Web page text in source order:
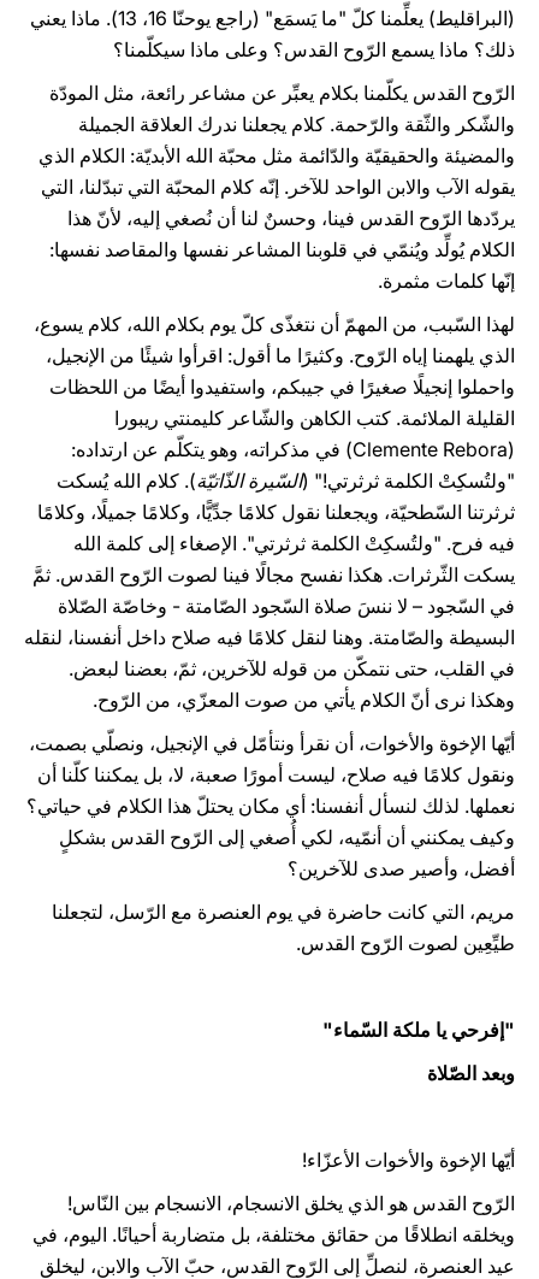
(البراقليط) يعلِّمنا كلّ "ما يَسمَع" (راجع يوحنّا 16، 13). ماذا يعني
ذلك؟ ماذا يسمع الرّوح القدس؟ وعلى ماذا سيكلّمنا؟
الرّوح القدس يكلّمنا بكلام يعبِّر عن مشاعر رائعة، مثل المودّة
والشّكر والثّقة والرّحمة. كلام يجعلنا ندرك العلاقة الجميلة
والمضيئة والحقيقيّة والدّائمة مثل محبّة الله الأبديّة: الكلام الذي
يقوله الآب والابن الواحد للآخر. إنّه كلام المحبّة التي تبدّلنا، التي
يردّدها الرّوح القدس فينا، وحسنٌ لنا أن نُصغي إليه، لأنّ هذا
الكلام يُولِّد ويُنمّي في قلوبنا المشاعر نفسها والمقاصد نفسها:
إنّها كلمات مثمرة.
لهذا السّبب، من المهمّ أن نتغذّى كلّ يوم بكلام الله، كلام يسوع،
الذي يلهمنا إياه الرّوح. وكثيرًا ما أقول: اقرأوا شيئًا من الإنجيل،
واحملوا إنجيلًا صغيرًا في جيبكم، واستفيدوا أيضًا من اللحظات
القليلة الملائمة. كتب الكاهن والشّاعر كليمنتي ريبورا
(Clemente Rebora) في مذكراته، وهو يتكلّم عن ارتداده:
"ولتُسكِتْ الكلمة ثرثرتي!" (السّيرة الذّاتيّة). كلام الله يُسكت
ثرثرتنا السّطحيّة، ويجعلنا نقول كلامًا جدِّيًّا، وكلامًا جميلًا، وكلامًا
فيه فرح. "ولتُسكِتْ الكلمة ثرثرتي". الإصغاء إلى كلمة الله
يسكت الثّرثرات. هكذا نفسح مجالًا فينا لصوت الرّوح القدس. ثمَّ
في السّجود – لا ننسَ صلاة السّجود الصّامتة - وخاصّة الصّلاة
البسيطة والصّامتة. وهنا لنقل كلامًا فيه صلاح داخل أنفسنا، لنقله
في القلب، حتى نتمكّن من قوله للآخرين، ثمّ، بعضنا لبعض.
وهكذا نرى أنّ الكلام يأتي من صوت المعزّي، من الرّوح.
أيّها الإخوة والأخوات، أن نقرأ ونتأمّل في الإنجيل، ونصلّي بصمت،
ونقول كلامًا فيه صلاح، ليست أمورًا صعبة، لا، بل يمكننا كلّنا أن
نعملها. لذلك لنسأل أنفسنا: أي مكان يحتلّ هذا الكلام في حياتي؟
وكيف يمكنني أن أنمّيه، لكي أُصغي إلى الرّوح القدس بشكلٍ
أفضل، وأصير صدى للآخرين؟
مريم، التي كانت حاضرة في يوم العنصرة مع الرّسل، لتجعلنا
طيِّعِين لصوت الرّوح القدس.
"إفرحي يا ملكة السّماء"
وبعد الصّلاة
أيّها الإخوة والأخوات الأعزّاء!
الرّوح القدس هو الذي يخلق الانسجام، الانسجام بين النّاس!
ويخلقه انطلاقًا من حقائق مختلفة، بل متضاربة أحيانًا. اليوم، في
عيد العنصرة، لنصلِّ إلى الرّوح القدس، حبّ الآب والابن، ليخلق